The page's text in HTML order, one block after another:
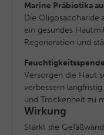
Marine Präbiotika
Die Oligosaccharide
ein gesundes
Regeneration und
Versorgen die Haut
verbessern
und Trockenheit zu
Wirkung
Stärkt die